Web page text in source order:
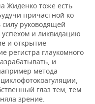
Жиденко тоже есть
причастной ко
руководящей
и ликвидацию
и открытие
регистра глаукомного
и
метода
глаз тем, тем
зрение.